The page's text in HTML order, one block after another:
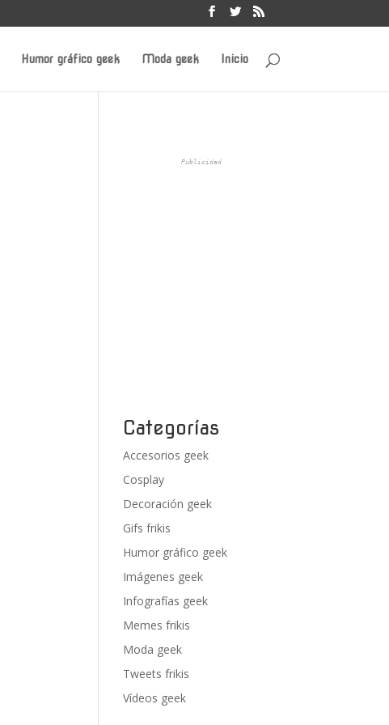
Humor gráfico geek Moda geek Inicio
Publicidad
Categorías
Accesorios geek
Cosplay
Decoración geek
Gifs frikis
Humor gráfico geek
Imágenes geek
Infografías geek
Memes frikis
Moda geek
Tweets frikis
Vídeos geek